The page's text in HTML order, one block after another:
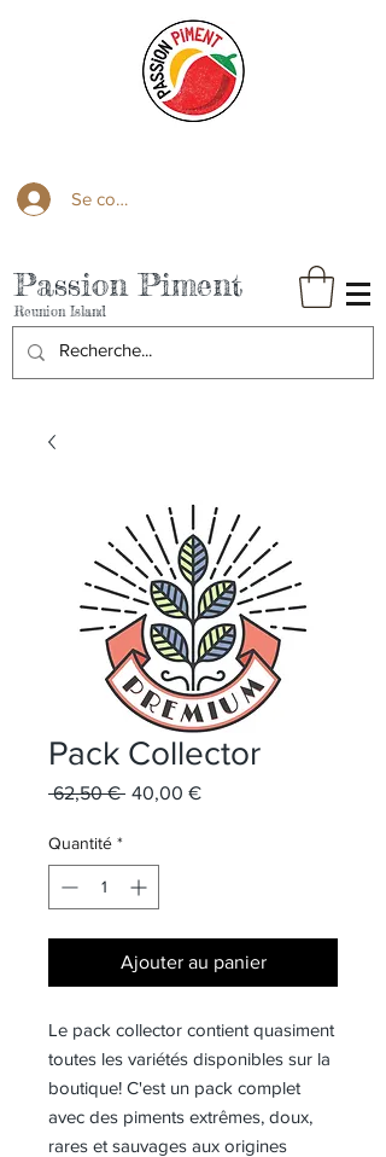
Se connecter
Passion Piment
Reunion Island
Pack Collector
62,50 € Prix
40,00 €Prix
Quantité *
Ajouter au panier
Le pack collector contient quasiment
toutes les variétés disponibles sur la
boutique! C'est un pack complet
avec des piments extrêmes, doux,
rares et sauvages aux origines